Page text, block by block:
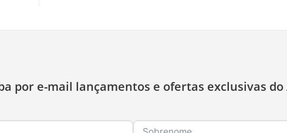
por e-mail lançamentos e ofertas exclusivas